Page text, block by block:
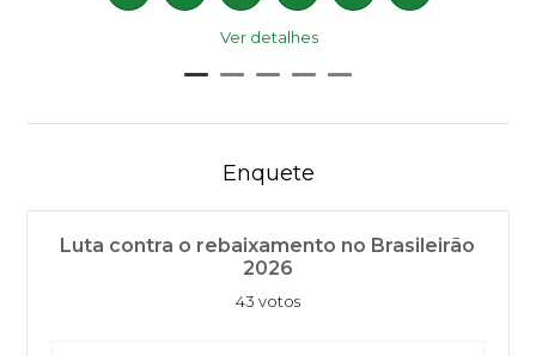
Ver detalhes
Enquete
Luta contra o rebaixamento no Brasileirão
2026
43 votos